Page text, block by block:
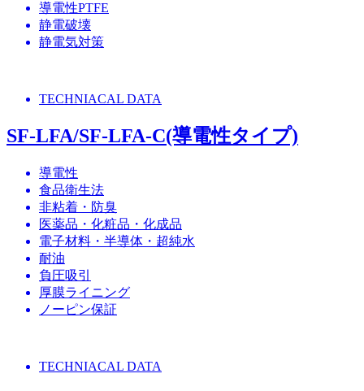
導電性PTFE
静電破壊
静電気対策
TECHNIACAL DATA
SF-LFA/SF-LFA-C(導電性タイプ)
導電性
食品衛生法
非粘着・防臭
医薬品・化粧品・化成品
電子材料・半導体・超純水
耐油
負圧吸引
厚膜ライニング
ノーピン保証
TECHNIACAL DATA